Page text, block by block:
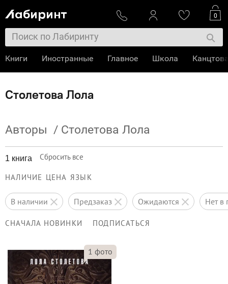
Столетова Лола
Авторы / Столетова Лола
1 книга Сбросить все
НАЛИЧИЕ ЦЕНА ЯЗЫК
в наличии предзаказ ожидаются нет
СНАЧАЛА НОВИНКИ ПОДПИСАТЬСЯ
1 фото
0
Книги Иностранные Главное Школа